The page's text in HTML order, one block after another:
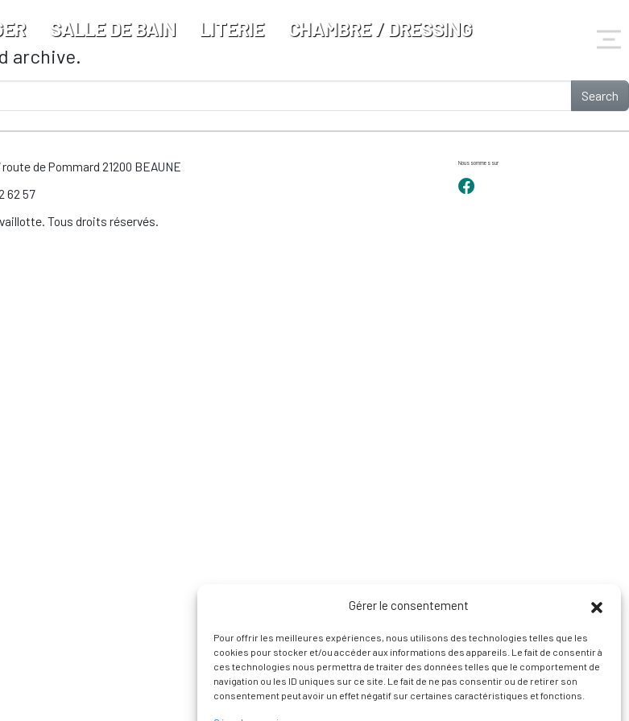
Gérer le consentement
Pour offrir les meilleures expériences, nous utilisons des technologies telles que les
cookies pour stocker et/ou accéder aux informations des appareils. Le fait de consentir à
ces technologies nous permettra de traiter des données telles que le comportement de
navigation ou les ID uniques sur ce site. Le fait de ne pas consentir ou de retirer son
consentement peut avoir un effet négatif sur certaines caractéristiques et fonctions.
SALLE DE BAIN LITERIE CHAMBRE / DRESSING
archive.
Search
de Pommard 21200 BEAUNE
62 57
Tous droits réservés.
Nous sommes sur